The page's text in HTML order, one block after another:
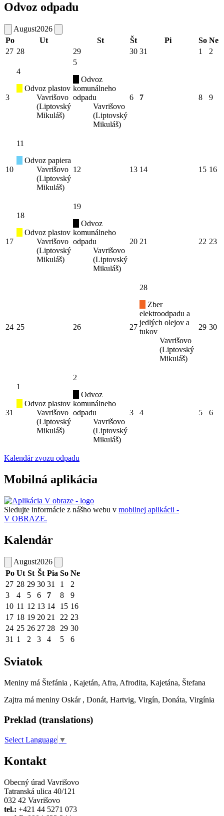
Odvoz odpadu
August2026
Po
Ut St Št Pi So Ne
27 28 29 30 31 1 2
3
4
Odvoz plastov
Vavrišovo
(Liptovský
Mikuláš)
5
Odvoz
komunálneho
odpadu
Vavrišovo
(Liptovský
Mikuláš)
6 7 8 9
10
11
Odvoz papiera
Vavrišovo
(Liptovský
Mikuláš)
12 13 14 15 16
17
18
Odvoz plastov
Vavrišovo
(Liptovský
Mikuláš)
19
Odvoz
komunálneho
odpadu
Vavrišovo
(Liptovský
Mikuláš)
20 21 22 23
24 25 26 27
28
Zber
elektroodpadu a
jedlých olejov a
tukov
Vavrišovo
(Liptovský
Mikuláš)
29 30
31
1
Odvoz plastov
Vavrišovo
(Liptovský
Mikuláš)
2
Odvoz
komunálneho
odpadu
Vavrišovo
(Liptovský
Mikuláš)
3 4 5 6
Kalendár zvozu odpadu
Mobilná aplikácia
Sledujte informácie z nášho webu v mobilnej aplikácii -
V OBRAZE.
Kalendár
August2026
Po Ut St Št Pia So Ne
27 28 29 30 31 1
2
3
4 5 6 7 8
9
10 11 12 13 14 15 16
17 18 19 20 21 22 23
24 25 26 27 28 29 30
31 1 2 3 4 5 6
Sviatok
Meniny má Štefánia , Kajetán, Afra, Afrodita, Kajetána, Štefana
Zajtra má meniny Oskár , Donát, Hartvig, Virgín, Donáta, Virgínia
Preklad (translations)
Select Language ▼
Kontakt
Obecný úrad Vavrišovo
Tatranská ulica 40/121
032 42 Vavrišovo
tel.: +421 44 5271 073